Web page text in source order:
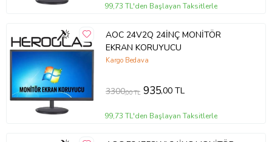
99,73 TL'den Başlayan Taksitlerle
AOC 24V2Q 24İNÇ MONİTÖR
EKRAN KORUYUCU
Kargo Bedava
3300,00 TL 935,00 TL
99,73 TL'den Başlayan Taksitlerle